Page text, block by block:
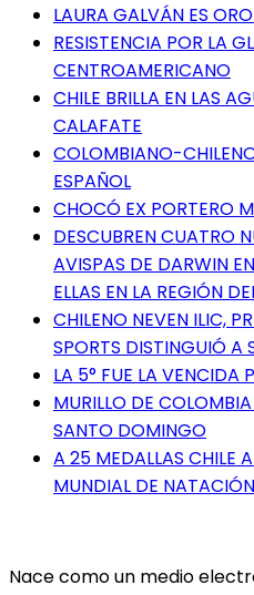
LAURA GALVÁN ES
RESISTENCIA POR LA
CENTROAMERICANO
CHILE BRILLA EN LAS
CALAFATE
COLOMBIANO-
ESPAÑOL
CHOCÓ EX PORTERO
DESCUBREN CUATRO
AVISPAS DE DARWIN
ELLAS EN LA REGIÓN
CHILENO NEVEN ILIC,
SPORTS DISTINGUIÓ A
LA 5° FUE LA VENCIDA
MURILLO DE
SANTO DOMINGO
A 25 MEDALLAS CHILE
MUNDIAL DE
Nace como un medio